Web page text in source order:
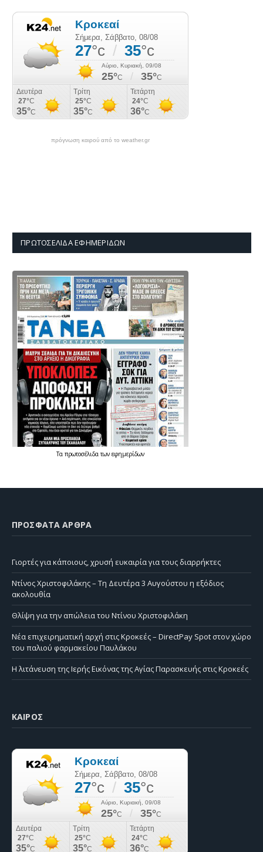
πρόγνωση καιρού από το weather.gr
ΠΡΩΤΟΣΈΛΙΔΑ ΕΦΗΜΕΡΊΔΩΝ
Τα πρωτοσέλιδατων εφημερίδων
ΠΡΌΣΦΑΤΑ ΆΡΘΡΑ
Γιορτές για κάποιους, χρυσή ευκαιρία για τους διαρρήκτες
Ντίνος Χριστοφιλάκης – Τη Δευτέρα 3 Αυγούστου η εξόδιος
ακολουθία
Θλίψη για την απώλεια του Ντίνου Χριστοφιλάκη
Νέα επιχειρηματική αρχή στις Κροκεές – DirectPay Spot στον χώρο
του παλιού φαρμακείου Παυλάκου
Η λιτάνευση της Ιερής Εικόνας της Αγίας Παρασκευής στις Κροκεές
ΚΑΙΡΌΣ